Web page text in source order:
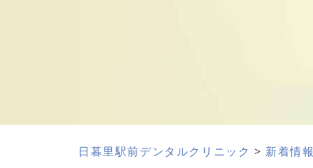
日暮里駅前デンタルクリニック > 新着情報